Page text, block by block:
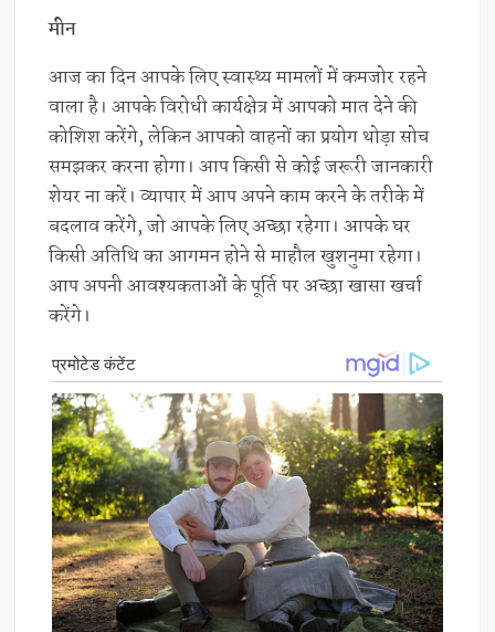
मीन
आज का दिन आपके लिए स्वास्थ्य मामलों में कमजोर रहने
वाला है। आपके विरोधी कार्यक्षेत्र में आपको मात देने की
कोशिश करेंगे, लेकिन आपको वाहनों का प्रयोग थोड़ा सोच
समझकर करना होगा। आप किसी से कोई जरूरी जानकारी
शेयर ना करें। व्यापार में आप अपने काम करने के तरीके में
बदलाव करेंगे, जो आपके लिए अच्छा रहेगा। आपके घर
किसी अतिथि का आगमन होने से माहौल खुशनुमा रहेगा।
आप अपनी आवश्यकताओं के पूर्ति पर अच्छा खासा खर्चा
करेंगे।